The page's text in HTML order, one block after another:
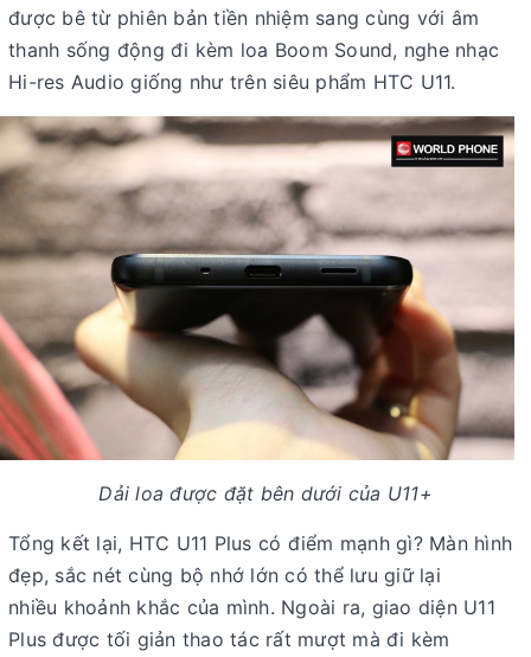
được bê từ phiên bản tiền nhiệm sang cùng với âm
thanh sống động đi kèm loa Boom Sound, nghe nhạc
Hi-res Audio giống như trên siêu phẩm HTC U11.
Dải loa được đặt bên dưới của U11+
Tổng kết lại, HTC U11 Plus có điểm mạnh gì? Màn hình
đẹp, sắc nét cùng bộ nhớ lớn có thể lưu giữ lại
nhiều khoảnh khắc của mình. Ngoài ra, giao diện U11
Plus được tối giản thao tác rất mượt mà đi kèm